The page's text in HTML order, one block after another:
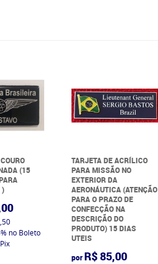
(15
)
no Boleto
TARJETA DE ACRÍLICO
PARA MISSÃO NO
EXTERIOR DA
AERONÁUTICA (ATENÇÃO
PARA O PRAZO DE
CONFECÇÃO NA
DESCRIÇÃO DO
PRODUTO) 15 DIAS
UTEIS
por R$ 85,00